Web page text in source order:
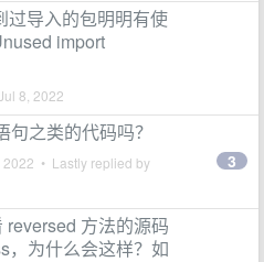
过导入的包明明有使
import
8, 2022
之类的代码吗？
2022 • Lastly replied by 3
方法的源码
，为什么会这样？如